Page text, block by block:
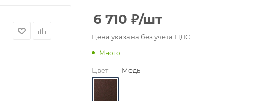
6 710 ₽/шт
Цена указана без учета НДС
Много
Цвет — Медь